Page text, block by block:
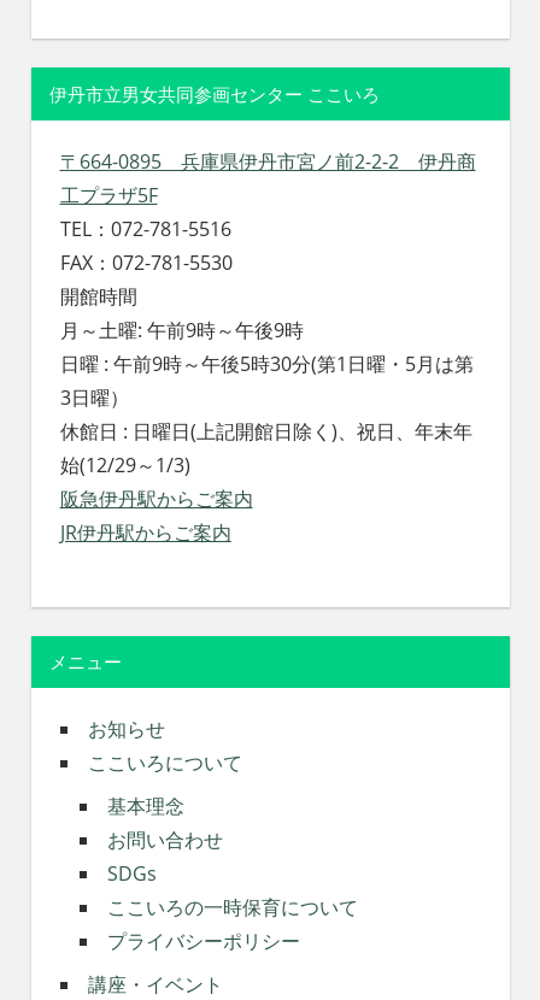
伊丹市立男女共同参画センター ここいろ
〒664-0895 兵庫県伊丹市宮ノ前2-2-2 伊丹商
工プラザ5F
TEL：072-781-5516
FAX：072-781-5530
開館時間
月～土曜: 午前9時～午後9時
日曜 : 午前9時～午後5時30分(第1日曜・5月は第
3日曜）
休館日 : 日曜日(上記開館日除く)、祝日、年末年
始(12/29～1/3)
阪急伊丹駅からご案内
JR伊丹駅からご案内
メニュー
お知らせ
ここいろについて
基本理念
お問い合わせ
SDGs
ここいろの一時保育について
プライバシーポリシー
講座・イベント